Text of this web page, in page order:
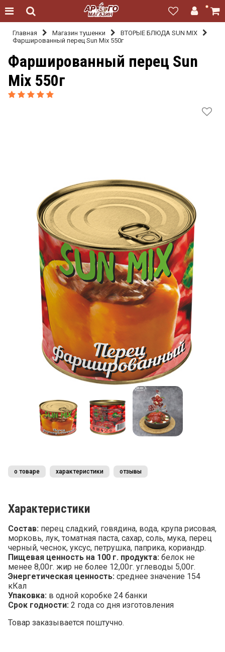
Главная Магазин тушенки
ВТОРЫЕ БЛЮДА SUN MIX
Фаршированный перец Sun Mix 550г
Фаршированный перец Sun
Mix 550г
о товаре характеристики отзывы
Характеристики
Состав: перец сладкий, говядина, вода, крупа рисовая,
морковь, лук, томатная паста, сахар, соль, мука, перец
черный, чеснок, уксус, петрушка, паприка, кориандр.
Пищевая ценность на 100 г. продукта: белок не
менее 8,00г. жир не более 12,00г. углеводы 5,00г.
Энергетическая ценность: среднее значение 154
кКал
Упаковка: в одной коробке 24 банки
Срок годности: 2 года со дня изготовления
Товар заказывается поштучно.